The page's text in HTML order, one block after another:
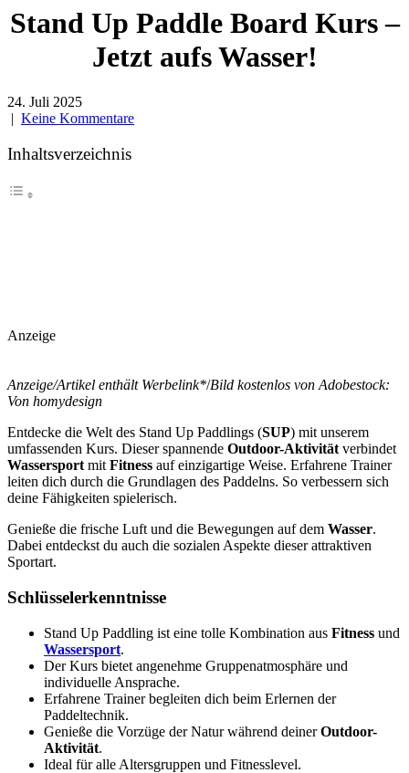
Stand Up Paddle Board Kurs –
Jetzt aufs Wasser!
24. Juli 2025
| Keine Kommentare
Inhaltsverzeichnis
Anzeige
Anzeige/Artikel enthält Werbelink*/Bild kostenlos von Adobestock:
Von homydesign
Entdecke die Welt des Stand Up Paddlings (SUP) mit unserem
umfassenden Kurs. Dieser spannende Outdoor-Aktivität verbindet
Wassersport mit Fitness auf einzigartige Weise. Erfahrene Trainer
leiten dich durch die Grundlagen des Paddelns. So verbessern sich
deine Fähigkeiten spielerisch.
Genieße die frische Luft und die Bewegungen auf dem Wasser.
Dabei entdeckst du auch die sozialen Aspekte dieser attraktiven
Sportart.
Schlüsselerkenntnisse
Stand Up Paddling ist eine tolle Kombination aus Fitness und
Wassersport.
Der Kurs bietet angenehme Gruppenatmosphäre und
individuelle Ansprache.
Erfahrene Trainer begleiten dich beim Erlernen der
Paddeltechnik.
Genieße die Vorzüge der Natur während deinerOutdoor-
Aktivität.
Ideal für alle Altersgruppen und Fitnesslevel.